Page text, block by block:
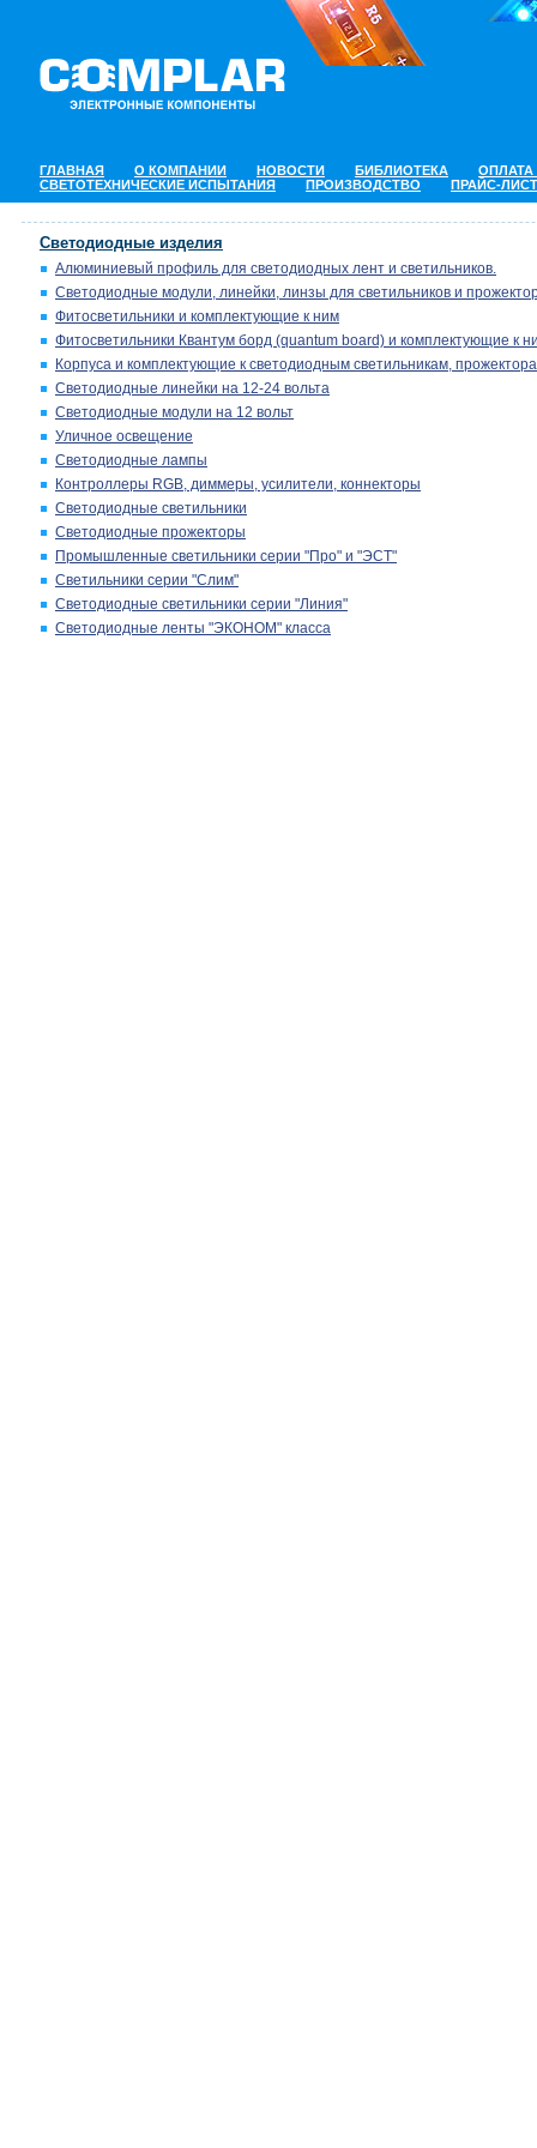
ГЛАВНАЯ О КОМПАНИИ НОВОСТИ БИБЛИОТЕКА
ОПЛАТА
СВЕТОТЕХНИЧЕСКИЕ ИСПЫТАНИЯ
ПРОИЗВОДСТВО ПРАЙС-ЛИСТ
Светодиодные изделия
Алюминиевый профиль для светодиодных лент и светильников.
Светодиодные модули, линейки, линзы для светильников и
Фитосветильники и комплектующие к ним
Фитосветильники Квантум борд (quantum board) и комплектующие к
Корпуса и комплектующие к светодиодным светильникам,
Светодиодные линейки на 12-24 вольта
Светодиодные модули на 12 вольт
Уличное освещение
Светодиодные лампы
Контроллеры RGB, диммеры, усилители, коннекторы
Светодиодные светильники
Светодиодные прожекторы
Промышленные светильники серии "Про" и "ЭСТ"
Светильники серии "Слим"
Светодиодные светильники серии "Линия"
Светодиодные ленты "ЭКОНОМ" класса